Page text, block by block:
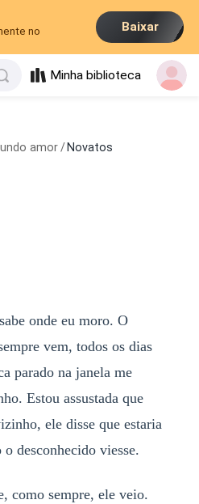
no
Baixar
Minha biblioteca
amor / Novatos
onde eu moro. O
vem, todos os dias
parado na janela me
Estou assustada que
ele disse que estaria
o desconhecido viesse.
como sempre, ele veio.